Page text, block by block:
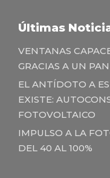
Últimas
VENTANAS
GRACIAS A UN
EL ANTÍDOTO A
EXISTE:
FOTOVOLTAICO
IMPULSO A LA
DEL 40 AL 100%